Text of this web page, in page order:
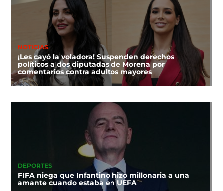
NOTICIAS
¡Les cayó la voladora! Suspenden derechos
políticos a dos diputadas de Morena por
comentarios contra adultos mayores
DEPORTES
FIFA niega que Infantino hizo millonaria a una
amante cuando estaba en UEFA